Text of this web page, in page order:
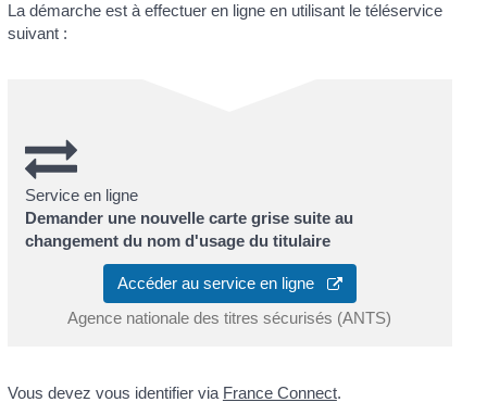
La démarche est à effectuer en ligne en utilisant le téléservice
suivant :
Service en ligne
Demander une nouvelle carte grise suite au
changement du nom d'usage du titulaire
Accéder au service en ligne
Agence nationale des titres sécurisés (ANTS)
Vous devez vous identifier via France Connect.